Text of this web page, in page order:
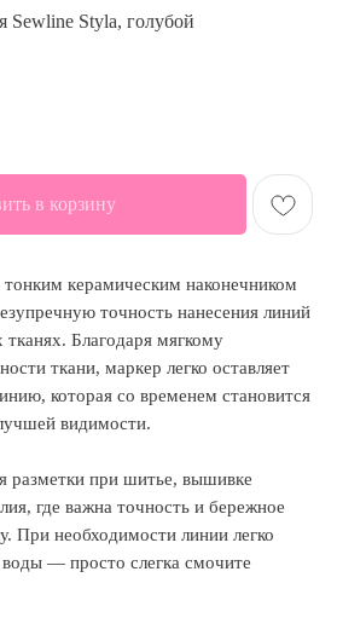
Styla, голубой
в корзину
керамическим наконечником
точность нанесения линий
Благодаря мягкому
ткани, маркер легко оставляет
которая со временем становится
видимости.
разметки при шитье, вышивке
где важна точность и бережное
При необходимости линии легко
— просто слегка смочите